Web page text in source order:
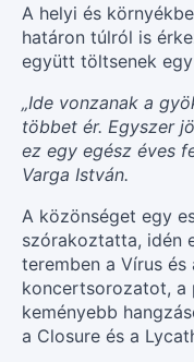
A helyi és
határon túlról is
együtt töltsenek
„Ide vonzanak a
többet ér. Egyszer
ez egy egész éves
Varga István.
A közönséget egy
szórakoztatta, idén
teremben a Vírus
koncertsorozatot, a
keményebb
a Closure és a